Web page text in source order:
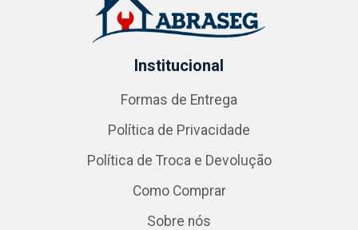
Institucional
Formas de Entrega
Política de Privacidade
Política de Troca e Devolução
Como Comprar
Sobre nós